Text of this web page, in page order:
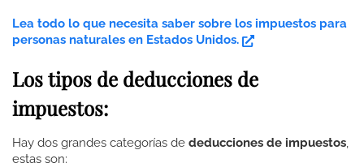
Lea todo lo que necesita saber sobre los impuestos para
personas naturales en Estados Unidos.
Los tipos de deducciones de
impuestos:
Hay dos grandes categorías de deducciones de impuestos,
estas son: